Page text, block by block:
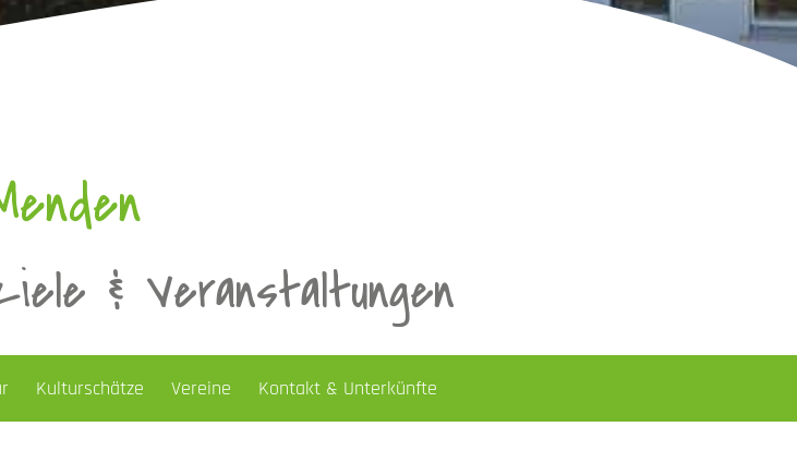
& Veranstaltungen
Kulturschätze Vereine Kontakt & Unterkünfte